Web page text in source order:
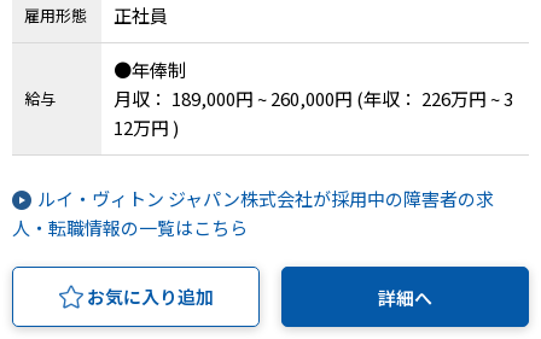
雇用形態 正社員
給与
●年俸制
月収： 189,000円 ~ 260,000円 (年収： 226万円 ~ 3
12万円 )
ルイ・ヴィトン ジャパン株式会社が採用中の障害者の求
人・転職情報の一覧はこちら
お気に入り追加 詳細へ
IT・Web制作スキルを身につける就労移行支援サービス
ソーシャルファームサービス
しいたけ生産で実現する
新しい障害者雇用支援サービス